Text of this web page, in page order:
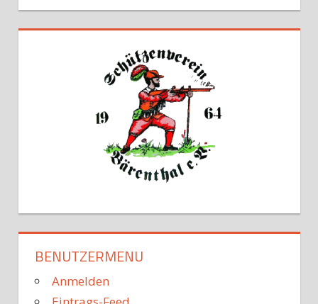
BENUTZERMENU
Anmelden